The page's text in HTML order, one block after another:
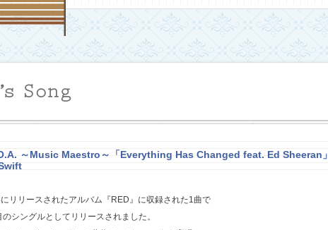
～Music Maestro～「Everything Has Changed feat. Ed Sheeran」
リリースされたアルバム『RED』に収録された1曲で
シングルとしてリリースされました。